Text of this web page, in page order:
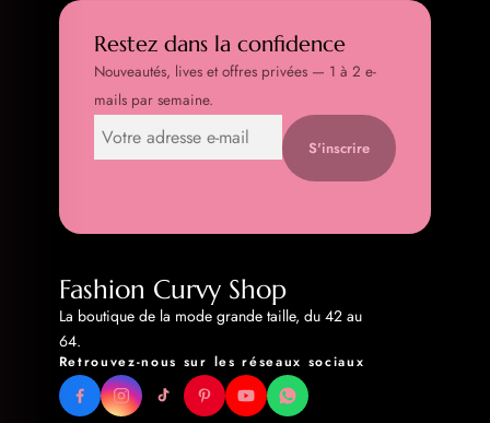
Restez dans la confidence
Nouveautés, lives et offres privées — 1 à 2 e-
mails par semaine.
S'inscrire
Fashion Curvy Shop
La boutique de la mode grande taille, du 42 au
64.
Retrouvez-nous sur les réseaux sociaux